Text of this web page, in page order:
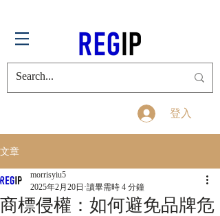
登入
文章
商標侵權：如何避免品牌危
morrisyiu5
2025年2月20日 讀畢需時 4 分鐘